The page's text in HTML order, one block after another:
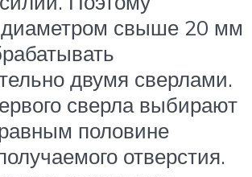
диаметром свыше 20 мм
двумя сверлами.
сверла выбирают
половине
отверстия.